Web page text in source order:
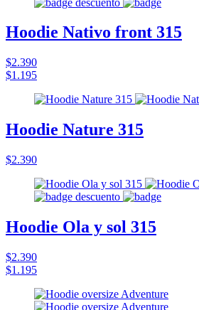
Hoodie Nativo front 315
$2.390
$1.195
Hoodie Nature 315
$2.390
Hoodie Ola y sol 315
$2.390
$1.195